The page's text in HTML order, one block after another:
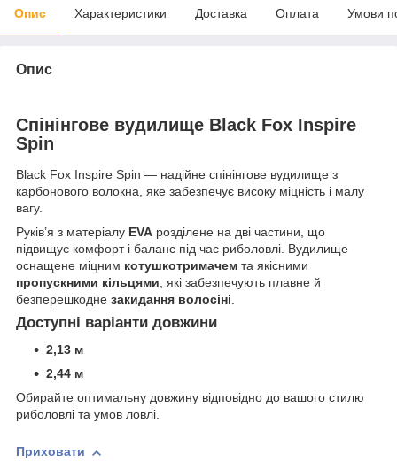
Опис Характеристики Доставка Оплата Умови
Опис
Спінінгове вудилище Black Fox Inspire
Spin
Black Fox Inspire Spin — надійне спінінгове вудилище з
карбонового волокна, яке забезпечує високу міцність і малу
вагу.
Руків’я з матеріалу EVA розділене на дві частини, що
підвищує комфорт і баланс під час риболовлі. Вудилище
оснащене міцним котушкотримачем та якісними
пропускними кільцями, які забезпечують плавне й
безперешкодне закидання волосіні.
Доступні варіанти довжини
2,13 м
2,44 м
Обирайте оптимальну довжину відповідно до вашого стилю
риболовлі та умов ловлі.
Приховати